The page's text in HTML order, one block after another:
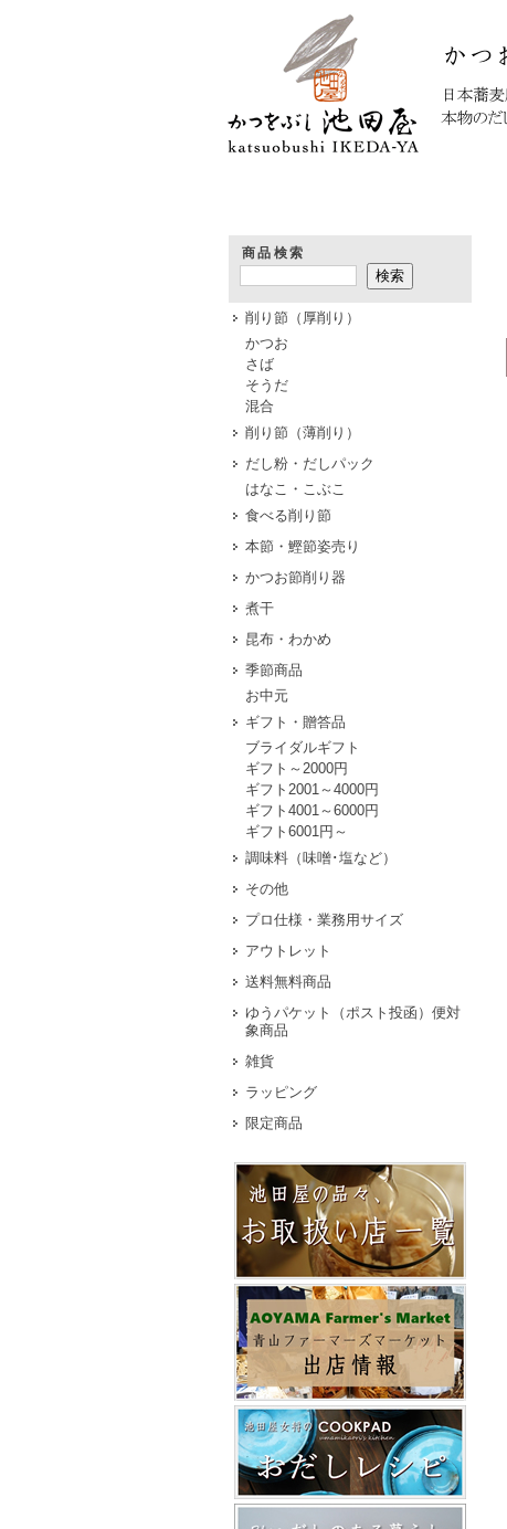
商品検索
削り節（厚削り）
かつお
さば
そうだ
混合
削り節（薄削り）
だし粉・だしパック
はなこ・こぶこ
食べる削り節
本節・鰹節姿売り
かつお節削り器
煮干
昆布・わかめ
季節商品
お中元
ギフト・贈答品
ブライダルギフト
ギフト～2000円
ギフト2001～4000円
ギフト4001～6000円
ギフト6001円～
調味料（味噌･塩など）
その他
プロ仕様・業務用サイズ
アウトレット
送料無料商品
ゆうパケット（ポスト投函）便対
象商品
雑貨
ラッピング
限定商品